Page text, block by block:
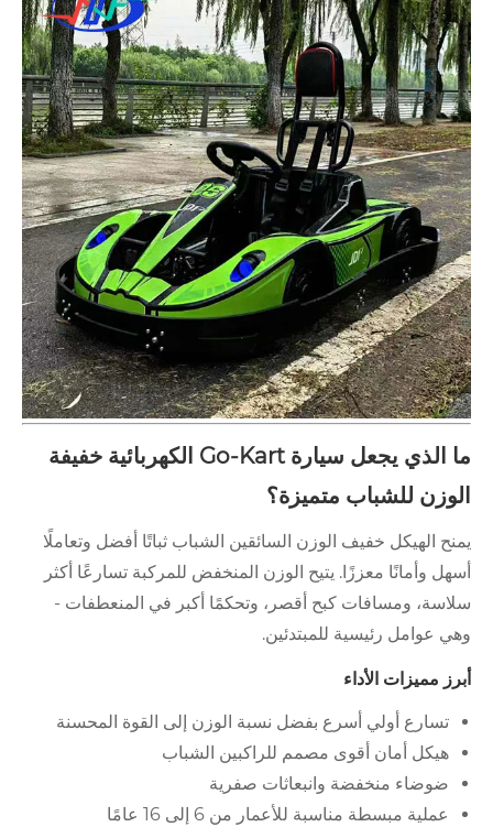
ما الذي يجعل سيارة Go-Kart الكهربائية خفيفة
الوزن للشباب متميزة؟
يمنح الهيكل خفيف الوزن السائقين الشباب ثباتًا أفضل وتعاملًا
أسهل وأمانًا معززًا. يتيح الوزن المنخفض للمركبة تسارعًا أكثر
سلاسة، ومسافات كبح أقصر، وتحكمًا أكبر في المنعطفات -
وهي عوامل رئيسية للمبتدئين.
أبرز مميزات الأداء
تسارع أولي أسرع بفضل نسبة الوزن إلى القوة المحسنة
هيكل أمان أقوى مصمم للراكبين الشباب
ضوضاء منخفضة وانبعاثات صفرية
عملية مبسطة مناسبة للأعمار من 6 إلى 16 عامًا